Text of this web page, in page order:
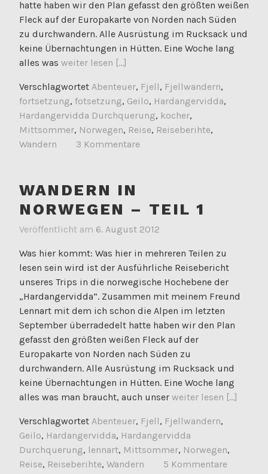
hatte haben wir den Plan gefasst den größten weißen
Fleck auf der Europakarte von Norden nach Süden
zu durchwandern. Alle Ausrüstung im Rucksack und
keine Übernachtungen in Hütten. Eine Woche lang
alles was weiter lesen [...]
Verschlagwortet Abenteuer, Fjell, Fjellwandern,
fortsetzung, fotsetzung, Geilo, Hardangervidda,
Hardangervidda Durchquerung, kocher,
Mittsommer, Norwegen, Reise, Reiseberihte,
Wandern
3 Kommentare
WANDERN IN
NORWEGEN – TEIL 1
Veröffentlicht am 6. August 2012
Was hier kommt: Was hier in mehreren Teilen zu
lesen sein wird ist der Ausführliche Reisebericht
unseres Trips in die norwegische Hochebene der
„Hardangervidda“. Zusammen mit meinem Freund
Lennart mit dem ich schon die Alpen im letzten
September überradedelt hatte haben wir den Plan
gefasst den größten weißen Fleck auf der
Europakarte von Norden nach Süden zu
durchwandern. Alle Ausrüstung im Rucksack und
keine Übernachtungen in Hütten. Eine Woche lang
alles was man braucht, auch unser weiter lesen [...]
Verschlagwortet Abenteuer, Fjell, Fjellwandern,
Geilo, Hardangervidda, Hardangervidda
Durchquerung, lennart, Mittsommer, Norwegen,
Reise, Reiseberihte, Wandern 5 Kommentare